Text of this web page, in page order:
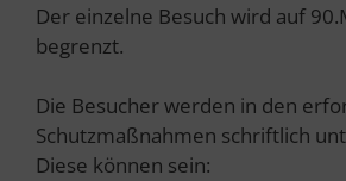
Der einzelne Besuch wird auf
begrenzt.
Die Besucher werden in den
Schutzmaßnahmen schriftlich
Diese können sein: